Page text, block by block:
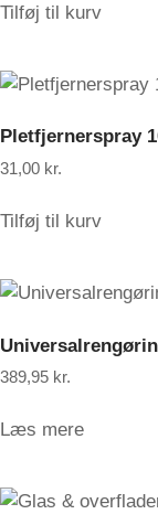
Tilføj til kurv
Pletfjernerspray
31,00 kr.
Tilføj til kurv
389,95 kr.
Læs mere